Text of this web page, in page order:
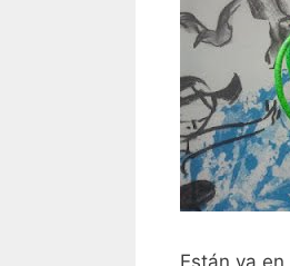
Están ya en